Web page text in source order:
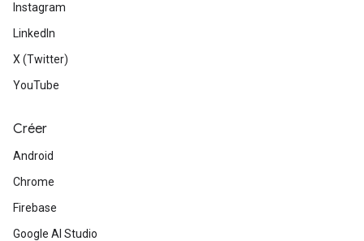
Instagram
LinkedIn
X (Twitter)
YouTube
Créer
Android
Chrome
Firebase
Google AI Studio